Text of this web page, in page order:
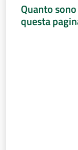
Per i cittadini
Quanto
questa